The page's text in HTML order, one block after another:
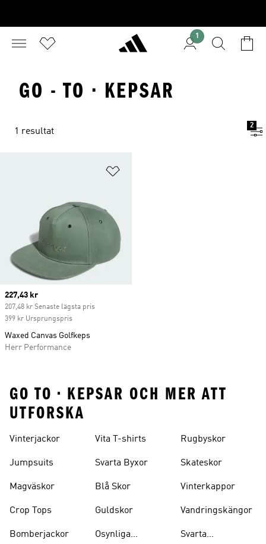
1
GO - TO · KEPSAR
1 resultat
2
Current price
227,43 kr
207,48 kr Senaste lägsta pris
399 kr Ursprungspris
Waxed Canvas Golfkeps
Herr Performance
GO TO • KEPSAR OCH MER ATT
UTFORSKA
Vinterjackor
Jumpsuits
Magväskor
Crop Tops
Bomberjackor
Vita T-shirts
Svarta Byxor
Blå Skor
Guldskor
Osynliga
Rugbyskor
Skateskor
Vinterkappor
Vandringskängor
Svarta